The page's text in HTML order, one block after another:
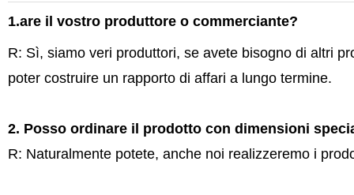
1.are il vostro produttore o commerciante?
R: Sì, siamo veri produttori, se avete bisogno di altri
poter costruire un rapporto di affari a lungo termine.
2. Posso ordinare il prodotto con dimensioni
R: Naturalmente potete, anche noi realizzeremo i